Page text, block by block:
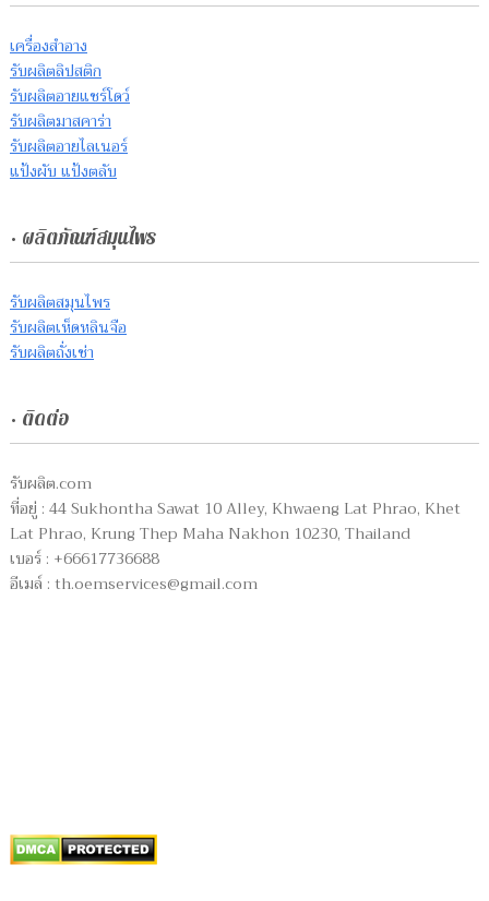
เครื่องสำอาง
รับผลิตลิปสติก
รับผลิตอายแชร์โดว์
รับผลิตมาสคาร่า
รับผลิตอายไลเนอร์
แป้งผับ แป้งตลับ
• ผลิตภัณฑ์สมุนไพร
รับผลิตสมุนไพร
รับผลิตเห็ดหลินจือ
รับผลิตถั่งเช่า
• ติดต่อ
รับผลิต.com
ที่อยู่ : 44 Sukhontha Sawat 10 Alley, Khwaeng Lat Phrao, Khet
Lat Phrao, Krung Thep Maha Nakhon 10230, Thailand
เบอร์ : +66617736688
อีเมล์ : th.oemservices@gmail.com